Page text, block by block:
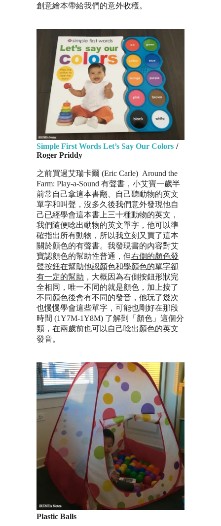
創意繪本帶給我們的意外收穫。
Simple First Words Let’s Say Our Colors /
Roger Priddy
之前買過艾瑞卡爾 (Eric Carle) Around the
Farm: Play-a-Sound 有聲書，小艾寶一歲半
前常自己拿這本書翻、自己聽動物的英文
單字和叫聲，沒多久後我們意外發現他自
己已經學會這本書上三十種動物的英文，
我們隨便唸出動物的英文單字，他可以準
確指出所有動物 ，所以我立刻又買了這本
關於顏色的有聲書。我發現書的內容對艾
寶認顏色的幫助性普通，但右側的顏色發
聲按鈕在幫助他認顏色和學顏色的單字卻
有一定的幫助 ，大概因為右側按鈕形狀完
全相同，唯一不同的就是顏色，加上按了
不同顏色後會有不同的發音，他玩了幾次
也慢慢學會這些單字，可能也剛好在那段
時間 (1Y7M-1Y8M) 了解到「顏色」這個分
類，在兩歲前也可以自己唸出顏色的英文
發音。
Plastic Balls